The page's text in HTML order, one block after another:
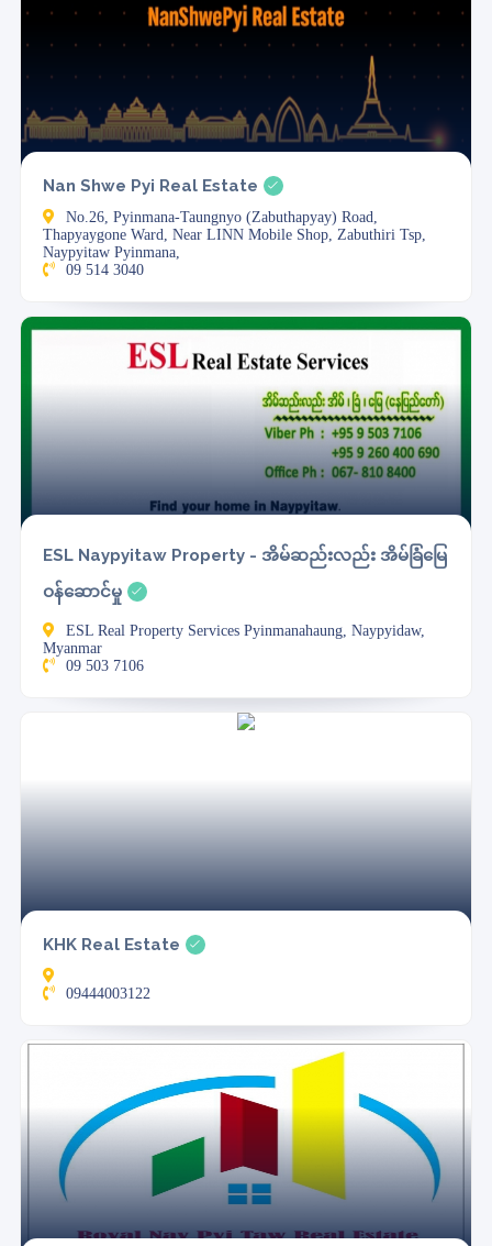
Nan Shwe Pyi Real Estate
No.26, Pyinmana-Taungnyo (Zabuthapyay) Road,
Thapyaygone Ward, Near LINN Mobile Shop, Zabuthiri Tsp,
Naypyitaw Pyinmana,
09 514 3040
ESL Naypyitaw Property - အိမ်ဆည်းလည်း အိမ်ခြံမြေ
ဝန်ဆောင်မှု
ESL Real Property Services Pyinmanahaung, Naypyidaw,
Myanmar
09 503 7106
KHK Real Estate
09444003122